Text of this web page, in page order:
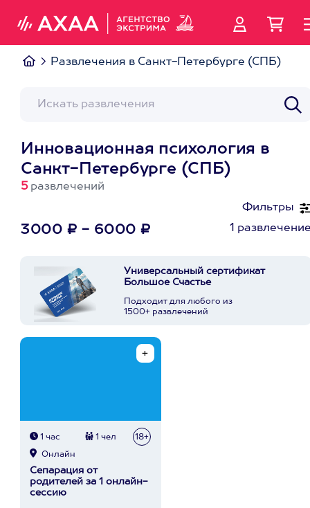
Развлечения в Санкт-Петербурге (СПБ)
Инновационная психология в
Санкт-Петербурге (СПБ)
5развлечений
Фильтры
3000 ₽ - 6000 ₽ 1
Универсальный сертификат
Большое Счастье
Подходит для любого из
1500+ развлечений
1 час 1 чел 18+
Онлайн
Сепарация от
родителей за 1 онлайн-
сессию